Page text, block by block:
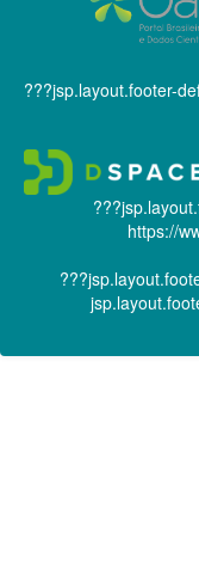
???jsp.layout.footer-
https://